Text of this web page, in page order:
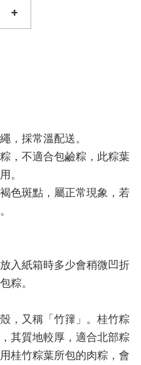
+
，採常溫配送。
，不適合包鹼粽，此粽葉
。
色斑點，屬正常現象，若
入紙箱時多少會稍微凹折
粽。
，又稱「竹籜」。桂竹粽
其質地較厚，適合北部粽
桂竹粽葉所包的肉粽，會